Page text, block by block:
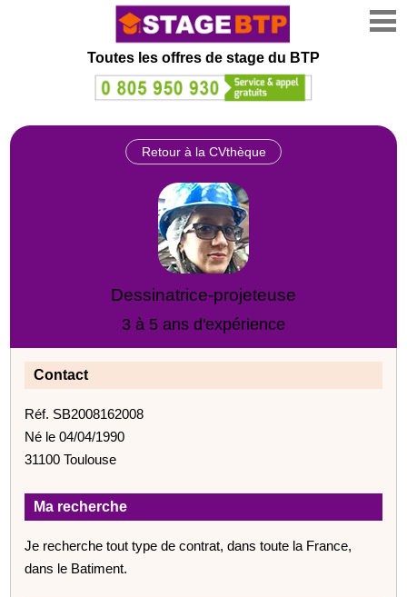
Toutes les offres de stage du BTP
Retour à la CVthèque
Dessinatrice-projeteuse
3 à 5 ans d'expérience
Contact
Réf. SB2008162008
Né le 04/04/1990
31100 Toulouse
Ma recherche
Je recherche tout type de contrat, dans toute la France,
dans le Batiment.